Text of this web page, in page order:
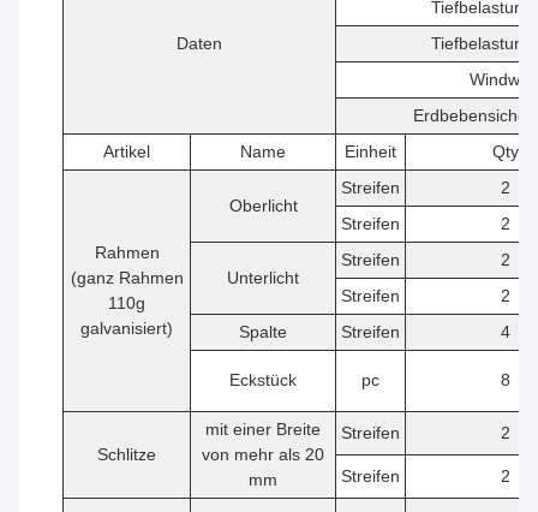
Daten
Artikel
Name Einheit Qty
Rahmen
(ganz Rahmen
110g
galvanisiert)
Oberlicht
Streifen
2
Streifen
2
Unterlicht
Streifen
2
Streifen
2
Spalte
Streifen 4
Eckstück pc 8
Schlitze
mit einer Breite
von mehr als 20
mm
Streifen 2
Streifen 2